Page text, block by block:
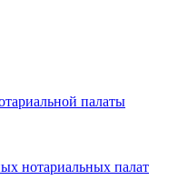
палаты
нотариальных палат